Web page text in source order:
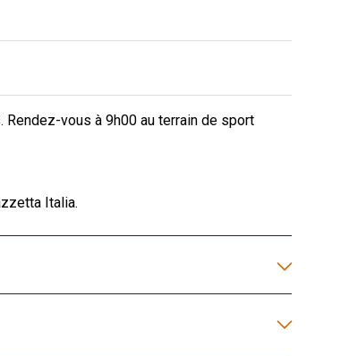
Rendez-vous à 9h00 au terrain de sport
Italia.